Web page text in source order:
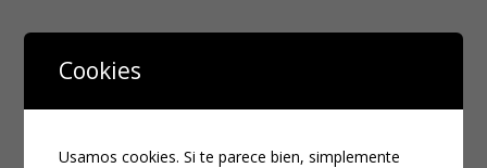
Los campos obligatorios están marcados con*
Cookies
Usamos cookies. Si te parece bien, simplemente